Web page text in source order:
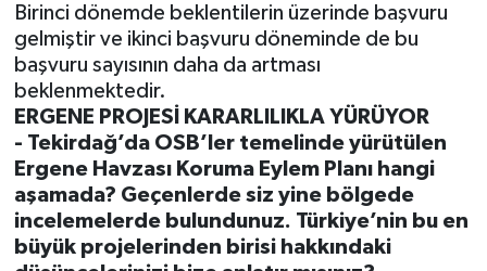
Birinci dönemde beklentilerin üzerinde başvuru
gelmiştir ve ikinci başvuru döneminde de bu
başvuru sayısının daha da artması
beklenmektedir.
ERGENE PROJESİ KARARLILIKLA YÜRÜYOR
- Tekirdağ’da OSB’ler temelinde yürütülen
Ergene Havzası Koruma Eylem Planı hangi
aşamada? Geçenlerde siz yine bölgede
incelemelerde bulundunuz. Türkiye’nin bu en
büyük projelerinden birisi hakkındaki